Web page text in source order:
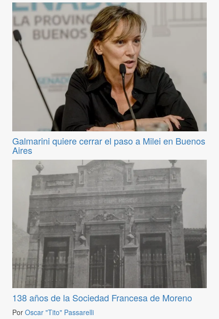
Galmarini quiere cerrar el paso a Milei en Buenos
Aires
138 años de la Sociedad Francesa de Moreno
Por Oscar "Tito" Passarelli